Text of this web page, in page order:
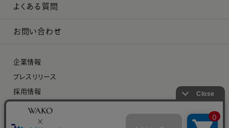
よくある質問
お問い合わせ
企業情報
プレスリリース
採用情報
特定商取引に関する法律に基づく表示
プライバシーポリシー